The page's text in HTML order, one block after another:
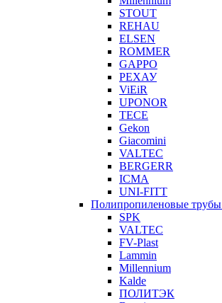
STOUT
REHAU
ELSEN
ROMMER
GAPPO
РЕХАУ
ViEiR
UPONOR
TECE
Gekon
Giacomini
VALTEC
BERGERR
ICMA
UNI-FITT
Полипропиленовые трубы
SPK
VALTEC
FV-Plast
Lammin
Millennium
Kalde
ПОЛИТЭК